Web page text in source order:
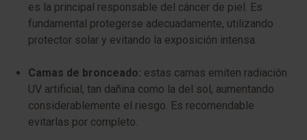
es la principal responsable del cáncer de piel. Es
fundamental protegerse adecuadamente, utilizando
protector solar y evitando la exposición intensa.
Camas de bronceado: estas camas emiten radiación
UV artificial, tan dañina como la del sol, aumentando
considerablemente el riesgo. Es recomendable
evitarlas por completo.